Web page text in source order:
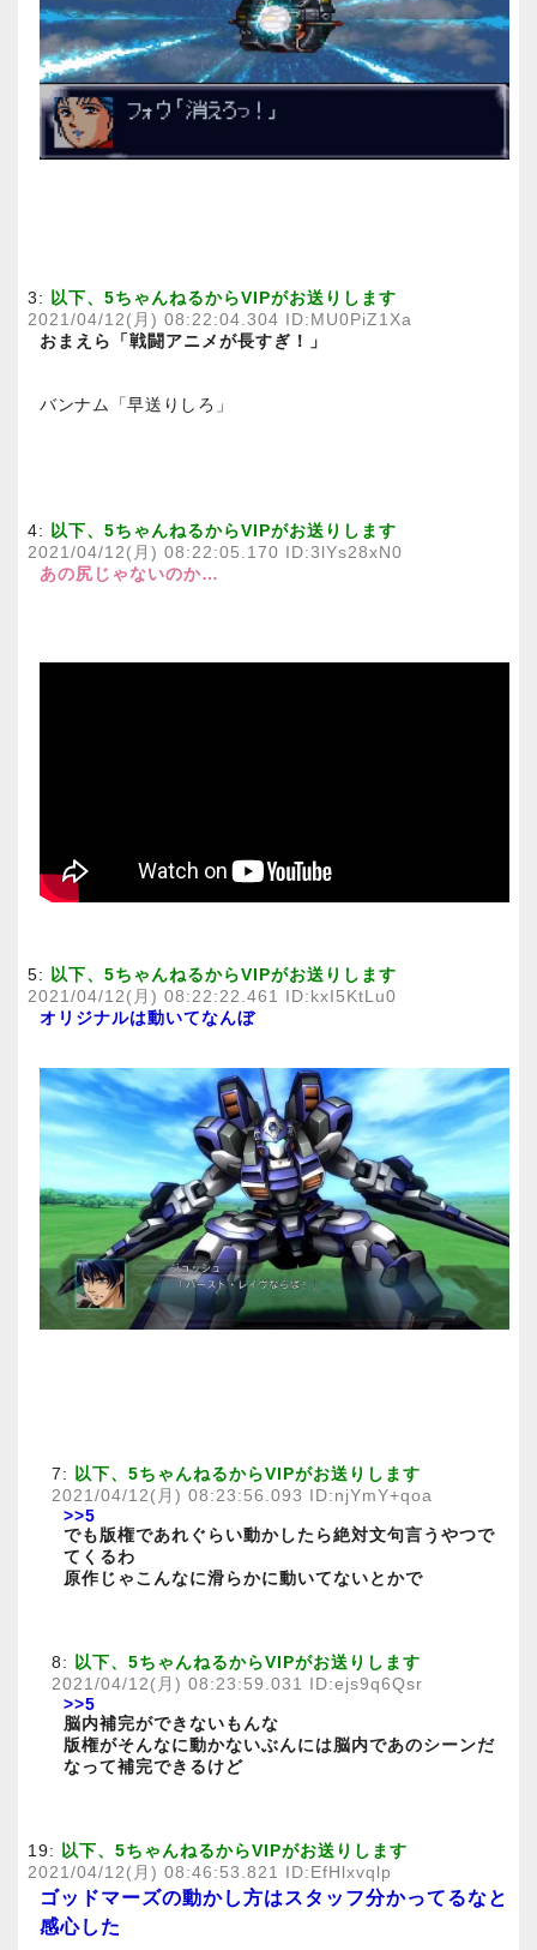
3:
以下、5ちゃんねるからVIPがお送りします
2021/04/12(月) 08:22:04.304 ID:MU0PiZ1Xa
おまえら「戦闘アニメが長すぎ！」
バンナム「早送りしろ」
4:
以下、5ちゃんねるからVIPがお送りします
2021/04/12(月) 08:22:05.170 ID:3lYs28xN0
あの尻じゃないのか…
5:
以下、5ちゃんねるからVIPがお送りします
2021/04/12(月) 08:22:22.461 ID:kxI5KtLu0
オリジナルは動いてなんぼ
7: 以下、5ちゃんねるからVIPがお送りします
2021/04/12(月) 08:23:56.093 ID:njYmY+qoa
>>5
でも版権であれぐらい動かしたら絶対文句言うやつで
てくるわ
原作じゃこんなに滑らかに動いてないとかで
8: 以下、5ちゃんねるからVIPがお送りします
2021/04/12(月) 08:23:59.031 ID:ejs9q6Qsr
>>5
脳内補完ができないもんな
版権がそんなに動かないぶんには脳内であのシーンだ
なって補完できるけど
19: 以下、5ちゃんねるからVIPがお送りします
2021/04/12(月) 08:46:53.821 ID:EfHlxvqlp
ゴッドマーズの動かし方はスタッフ分かってるなと
感心した